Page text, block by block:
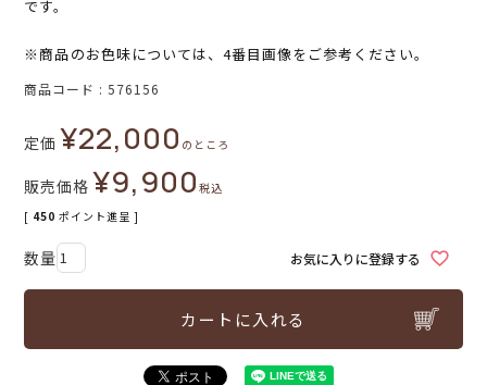
です。
※商品のお色味については、4番目画像をご参考ください。
商品コード 576156
定価 ¥22,000 のところ
販売価格 ¥9,900税込
[ 450 ポイント進呈 ]
お気に入りに登録する
カートに入れる